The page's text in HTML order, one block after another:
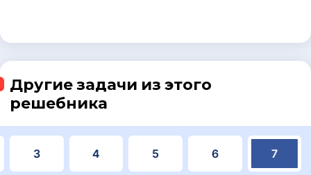
Другие задачи из этого
решебника
3 4 5 6 7